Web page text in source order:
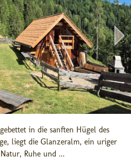
in die sanften Hügel des
liegt die Glanzeralm, ein uriger
Ruhe und ...